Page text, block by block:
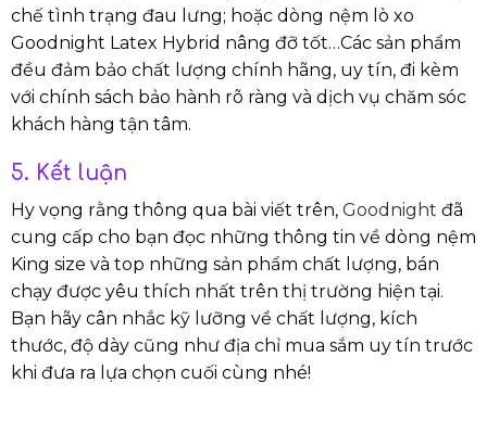
chế tình trạng đau lưng; hoặc dòng nệm lò xo
Goodnight Latex Hybrid nâng đỡ tốt…Các sản phẩm
đều đảm bảo chất lượng chính hãng, uy tín, đi kèm
với chính sách bảo hành rõ ràng và dịch vụ chăm sóc
khách hàng tận tâm.
5. Kết luận
Hy vọng rằng thông qua bài viết trên, Goodnight đã
cung cấp cho bạn đọc những thông tin về dòng nệm
King size và top những sản phẩm chất lượng, bán
chạy được yêu thích nhất trên thị trường hiện tại.
Bạn hãy cân nhắc kỹ lưỡng về chất lượng, kích
thước, độ dày cũng như địa chỉ mua sắm uy tín trước
khi đưa ra lựa chọn cuối cùng nhé!